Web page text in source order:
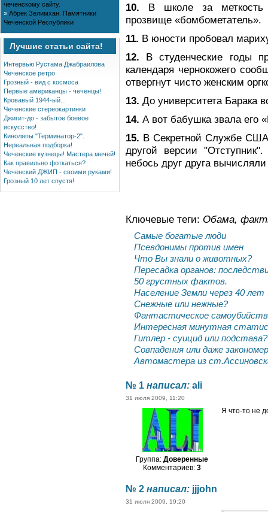
чеченскому сайту.
» Абрек Зелимхан. Памятники
Чеченской Республики
Лучшие статьи сайта!
Интервью Рустама Джабраилова
Чеченское ретро
Грозный - вид с космоса
Первые американцы - чеченцы!
Кровавый 1944-ый...
Чеченские стереокартинки
Джигит-до - забытое боевое
искусство!
Киноляпы "Терминатор-2".
Нереальная подборка!
Чеченские кузнецы! Мастера мечей!
Как правильно фоткаться?
Чеченский ДЖИП - своими руками!
Грозный 10 лет спустя!
10. В школе за меткость
прозвище «бoмбометатель».
11. В юности пробовал
12. В студенческие годы
календаря чернокожего
отвергнут чисто женским
13. До университета Барака
14. А вот бабушка звала его
15. В Секретной Службе
другой версии
небось друг друга
Ключевые теги: Обама,
Самые богатые люди
Псевдонимы против имен
Что Вы знали о животных?
Пересадка органов:
50 грустных фактов.
Население Земли через 40 лет
Снежные или нежные?
Фантастическое
Интересная минутная
Гитлер - суицид или подстава?
Совпадения или даже
Автомастера из
№ 1 написал: ali
31 июля 2009, 11:20
Группа:Доверенные
Комментариев:3
Я что-то не
№ 2 написал: jjjohn
31 июля 2009, 19:20